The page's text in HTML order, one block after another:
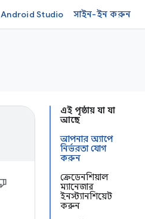
Android Studio সাইন-ইন করুন
এই পৃষ্ঠায় যা যা
আছে
আপনার অ্যাপে
নির্ভরতা যোগ
করুন
ক্রেডেনশিয়াল
ম্যানেজার
ইনস্ট্যানশিয়েট
করুন